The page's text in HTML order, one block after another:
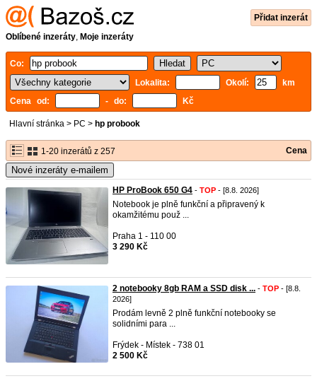
Přidat inzerát
Oblíbené inzeráty, Moje inzeráty
Co:
Lokalita:
Okolí:
km
Cena od:
- do: Kč
Hlavní stránka > PC > hp probook
1-20 inzerátů z 257 Cena
Nové inzeráty e-mailem
HP ProBook 650 G4 - TOP - [8.8. 2026]
Notebook je plně funkční a připravený k
okamžitému použ ...
Praha 1 - 110 00
3 290 Kč
2 notebooky 8gb RAM a SSD disk ... - TOP - [8.8.
2026]
Prodám levně 2 plně funkční notebooky se
solidními para ...
Frýdek - Místek - 738 01
2 500 Kč